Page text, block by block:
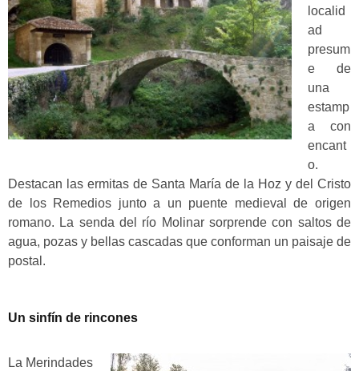
localid
ad
presum
e de
una
estamp
a con
encant
o.
Destacan las ermitas de Santa María de la Hoz y del Cristo
de los Remedios junto a un puente medieval de origen
romano. La senda del río Molinar sorprende con saltos de
agua, pozas y bellas cascadas que conforman un paisaje de
postal.
Un sinfín de rincones
La Merindades